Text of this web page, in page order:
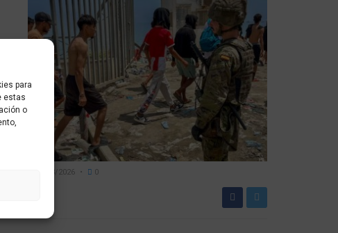
para
estas
o
06/08/2026 0